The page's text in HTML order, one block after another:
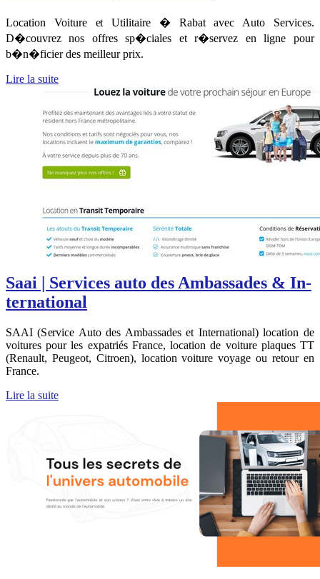
Location Voiture et Utilitaire � Rabat avec Auto Services.
D�couvrez nos offres sp�ciales et r�servez en ligne pour
b�n�ficier des meilleur prix.
Lire la suite
Saai | Services auto des Ambassades & In­
ter­natio­nal
SAAI (Service Auto des Ambassades et International) location de
voitures pour les expatriés France, location de voiture plaques TT
(Renault, Peugeot, Citroen), location voiture voyage ou retour en
France.
Lire la suite